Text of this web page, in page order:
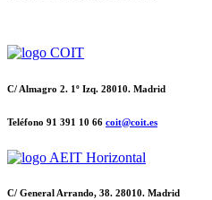
C/ Almagro 2. 1º Izq. 28010. Madrid
Teléfono 91 391 10 66 coit@coit.es
C/ General Arrando, 38. 28010. Madrid